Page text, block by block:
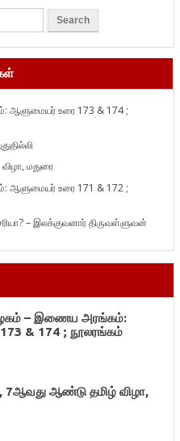
ஆளுமையர் உரை 173 & 174 ;
மதுரை
ஆளுமையர் உரை 171 & 172 ;
– இலக்குவனார் திருவள்ளுவன்
கழகம் – இணைய அரங்கம்:
& 174 ; நூலரங்கம்
7ஆவது ஆண்டு தமிழ் விழா,